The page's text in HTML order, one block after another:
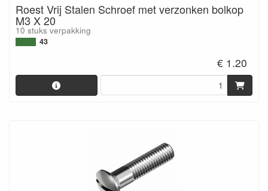
Roest Vrij Stalen Schroef met verzonken bolkop
M3 X 20
10 stuks verpakking
43
€ 1.20